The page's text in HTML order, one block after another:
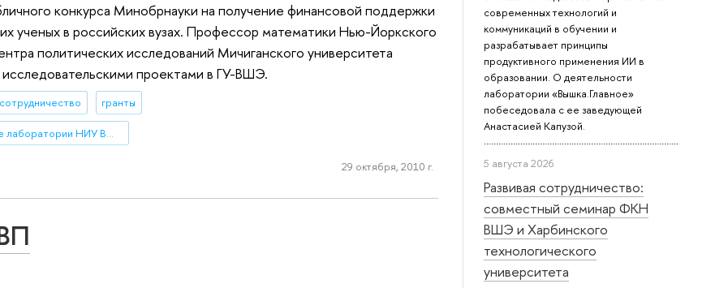
современных технологий и
коммуникаций в обучении и
разрабатывает принципы
продуктивного применения ИИ в
образовании. О деятельности
лаборатории «Вышка.Главное»
побеседовала с ее заведующей
Анастасией Капузой.
5 августа 2026
Развивая сотрудничество:
совместный семинар ФКН
ВШЭ и Харбинского
технологического
университета
конкурса Минобрнауки на получение финансовой поддержки
ученых в российских вузах. Профессор математики Нью-Йоркского
политических исследований Мичиганского университета
исследовательскими проектами в ГУ-ВШЭ.
гранты
международные лаборатории НИУ ВШЭ
29 октября, 2010 г.